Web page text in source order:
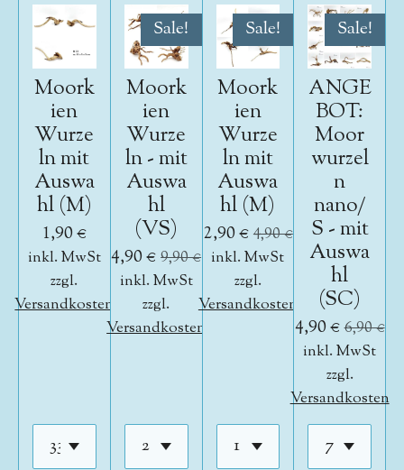
Moork
ien
Wurze
ln mit
Auswa
hl (M)
1,90 €
inkl. MwSt
zzgl.
Versandkosten
Sale!
Moork
ien
Wurze
ln - mit
Auswa
hl
(VS)
4,90 € 9,90 €
inkl. MwSt
zzgl.
Versandkosten
Sale!
Moork
ien
Wurze
ln mit
Auswa
hl (M)
2,90 € 4,90 €
inkl. MwSt
zzgl.
Versandkosten
Sale!
ANGE
BOT:
Moor
wurzel
n
nano/
S - mit
Auswa
hl
(SC)
4,90 €6,90 €
inkl. MwSt
zzgl.
Versandkosten